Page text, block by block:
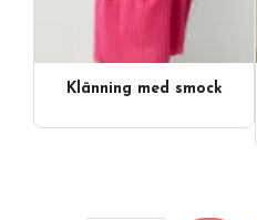
Klänning med smock